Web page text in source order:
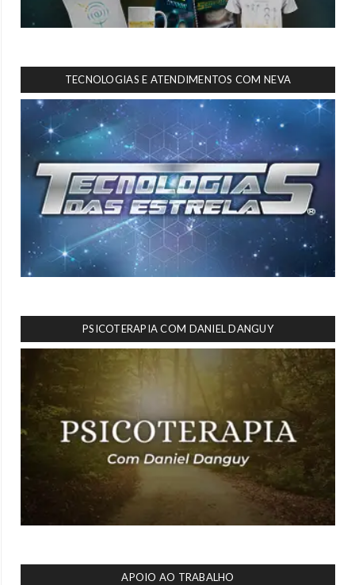
TECNOLOGIAS E ATENDIMENTOS COM NEVA
PSICOTERAPIA COM DANIEL DANGUY
APOIO AO TRABALHO